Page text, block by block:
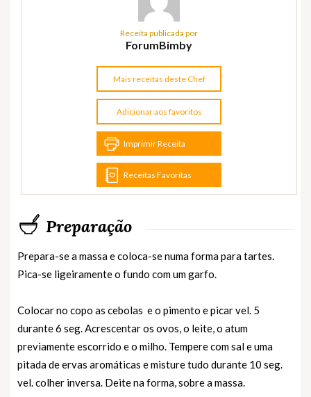
Receita publicada por
ForumBimby
Mais receitas deste Chef
Adicionar aos favoritos
Imprimir Receita
Receitas Favoritas
Preparação
Prepara-se a massa e coloca-se numa forma para tartes.
Pica-se ligeiramente o fundo com um garfo.
Colocar no copo as cebolas e o pimento e picar vel. 5
durante 6 seg. Acrescentar os ovos, o leite, o atum
previamente escorrido e o milho. Tempere com sal e uma
pitada de ervas aromáticas e misture tudo durante 10 seg.
vel. colher inversa. Deite na forma, sobre a massa.